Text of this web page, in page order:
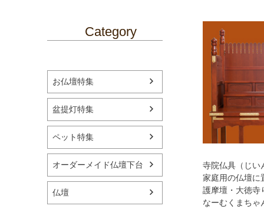
Category
お仏壇特集
盆提灯特集
ペット特集
オーダーメイド仏壇下台
仏壇
寺院仏具（じい
家庭用の仏壇に
護摩壇・大徳寺
なーむくまちゃ